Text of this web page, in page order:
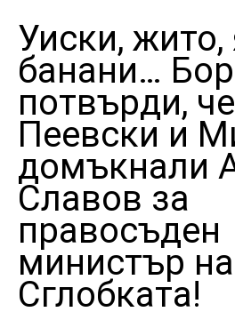
Уиски, жито,
банани…
потвърди, че
Пеевски и
домъкнали
Славов за
правосъден
министър на
Сглобката!